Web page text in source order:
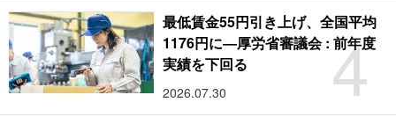
4
最低賃金55円引き上げ、全国平均
1176円に―厚労省審議会 : 前年度
実績を下回る
2026.07.30